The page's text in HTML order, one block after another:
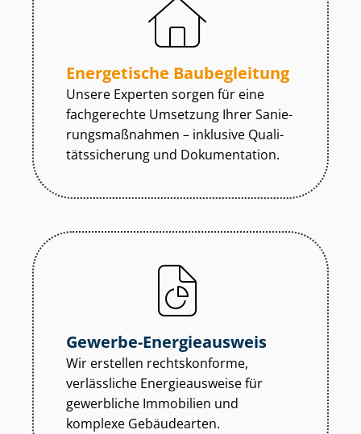
Energetische Baubegleitung
Unsere Experten sorgen für eine
fachgerechte Umsetzung Ihrer Sa­nie­
rungs­maß­nah­men – inklusive Qua­li­
täts­si­che­rung und Dokumentation.
Gewerbe-Energieausweis
Wir erstellen rechtskonforme,
verlässliche Energieausweise für
gewerbliche Immobilien und
komplexe Gebäudearten.